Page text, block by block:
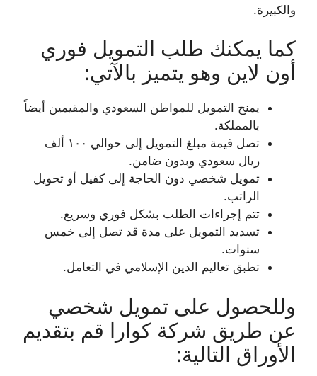
والكبيرة.
كما يمكنك طلب التمويل فوري
أون لاين وهو يتميز بالآتي:
يمنح التمويل للمواطن السعودي والمقيمين أيضاً
بالمملكة.
تصل قيمة مبلغ التمويل إلى حوالي ١٠٠ ألف
ريال سعودي وبدون ضامن.
تمويل شخصي دون الحاجة إلى كفيل أو تحويل
الراتب.
تتم إجراءات الطلب بشكل فوري وسريع.
تسديد التمويل على مدة قد تصل إلى خمس
سنوات.
تطبق تعاليم الدين الإسلامي في التعامل.
وللحصول على تمويل شخصي
عن طريق شركة كوارا قم بتقديم
الأوراق التالية: